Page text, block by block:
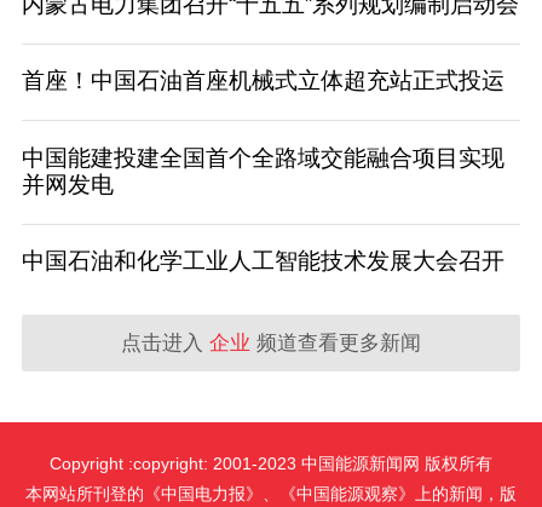
首座！中国石油首座机械式立体超充站正式投运
中国能建投建全国首个全路域交能融合项目实现
并网发电
中国石油和化学工业人工智能技术发展大会召开
点击进入 企业 频道查看更多新闻
Copyright :copyright: 2001-2023 中国能源新闻网 版权所有
本网站所刊登的《中国电力报》、《中国能源观察》上的新闻，版